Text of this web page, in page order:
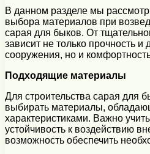
В данном разделе мы
выбора материалов при
сарая для быков. От
зависит не только прочность и
сооружения, но и
Подходящие материалы
Для строительства сарая для
выбирать материалы,
характеристиками. Важно
устойчивость к воздействию
возможность обеспечить